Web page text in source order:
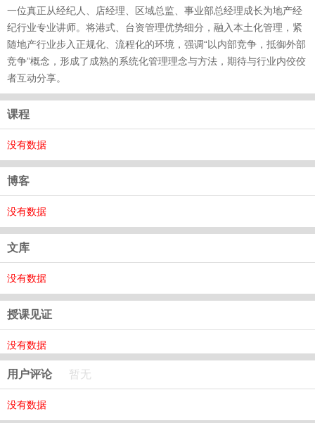
一位真正从经纪人、店经理、区域总监、事业部总经理成长为地产经
纪行业专业讲师。将港式、台资管理优势细分，融入本土化管理，紧
随地产行业步入正规化、流程化的环境，强调“以内部竞争，抵御外部
竞争”概念，形成了成熟的系统化管理理念与方法，期待与行业内佼佼
者互动分享。
课程
没有数据
博客
没有数据
文库
没有数据
授课见证
没有数据
用户评论 暂无
没有数据